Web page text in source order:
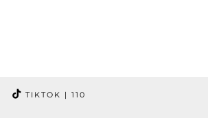
TIKTOK | 110